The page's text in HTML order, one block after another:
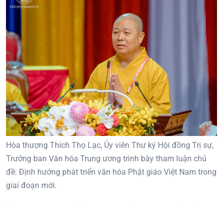
Hòa thượng Thích Thọ Lạc, Ủy viên Thư ký Hội đồng Trị sự,
Trưởng ban Văn hóa Trung ương trình bày tham luận chủ
đề: Định hướng phát triển văn hóa Phật giáo Việt Nam trong
giai đoạn mới.